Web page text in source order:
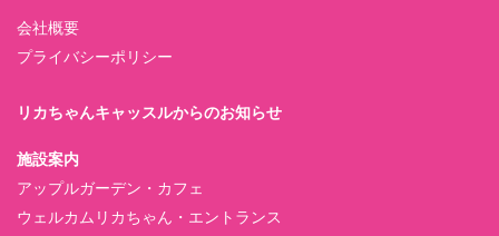
会社概要
プライバシーポリシー
リカちゃんキャッスルからのお知らせ
施設案内
アップルガーデン・カフェ
ウェルカムリカちゃん・エントランス